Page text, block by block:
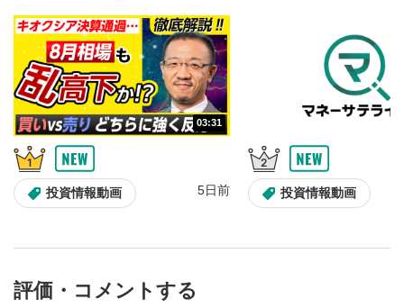
再生位置を示しています。再生したい位置をクリック
するとその位置から動画が再生されます。
6
画質/再生速度の設定
画質の選択/再生速度の変更ができます。
7
音量調整
スライダーを上下すると音量が調整できます。
8
全画面表示
03:31
投資情報動画 5日前 投資情報動画
評価・コメントする